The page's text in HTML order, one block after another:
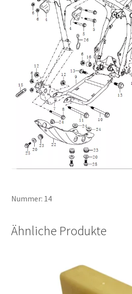
Nummer: 14
Ähnliche Produkte